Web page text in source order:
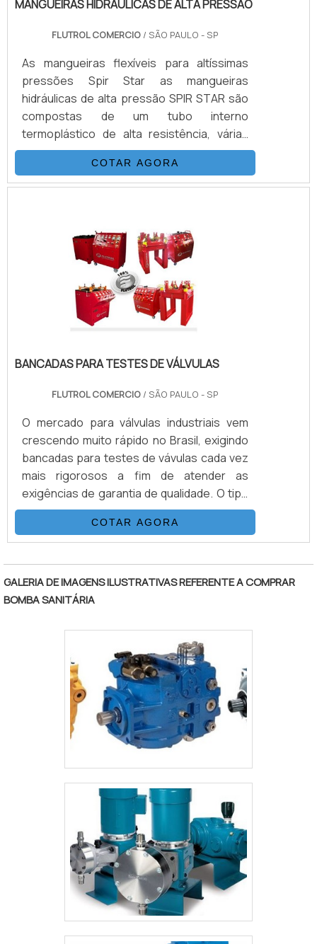
MANGUEIRAS HIDRÁULICAS DE ALTA PRESSÃO
FLUTROL COMERCIO / SÃO PAULO - SP
As mangueiras flexíveis para altíssimas
pressões Spir Star as mangueiras
hidráulicas de alta pressão SPIR STAR são
compostas de um tubo interno
termoplástico de alta resistência, várias
camadas de fio de aço trançados e/ou
espiralados e externamente revestidas
com uma capa de poliamida (nylon) ou
a um processo único de trançagem
reforçada, resulta em uma mangueira
flexível, que possui as seguintes
propriedades: Desenvolv.
COTAR AGORA
BANCADAS PARA TESTES DE VÁLVULAS
FLUTROL COMERCIO / SÃO PAULO - SP
O mercado para válvulas industriais vem
crescendo muito rápido no Brasil, exigindo
bancadas para testes de vávulas cada vez
mais rigorosos a fim de atender as
exigências de garantia de qualidade. O tipo
de teste depende da válvula e da aplicação
dentre as mais comuns citamos: Teste do
corpo Pressão aplicada dentro do corpo da
válvula Teste de contra vedação
(backseat) Pressão aplicada dentro do
corpo da válvula com contra vedação
aberta ou totalmente.
COTAR AGORA
GALERIA DE IMAGENS ILUSTRATIVAS REFERENTE A COMPRAR
BOMBA SANITÁRIA